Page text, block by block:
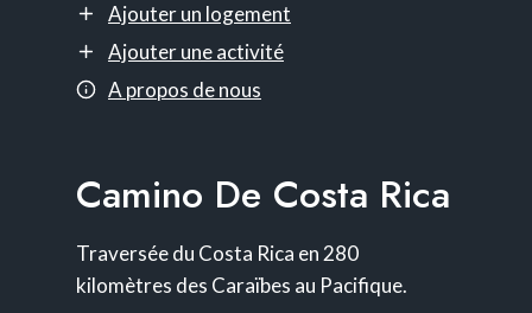
Ajouter un logement
Ajouter une activité
A propos de nous
Camino De Costa Rica
Traversée du Costa Rica en 280
kilomètres des Caraïbes au Pacifique.